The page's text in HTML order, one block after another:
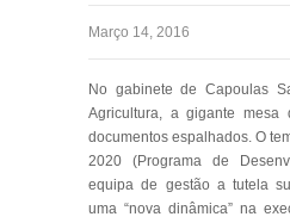
Março 14, 2016
No gabinete de Capoulas
Agricultura, a gigante mesa
documentos espalhados. O
2020 (Programa de
equipa de gestão a tutela
uma “nova dinâmica” na